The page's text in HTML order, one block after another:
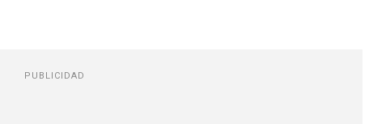
PUBLICIDAD